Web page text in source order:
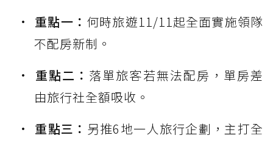
重點一： 何時旅遊11/11起全面實施領隊
不配房新制。
重點二： 落單旅客若無法配房，單房差
由旅行社全額吸收。
重點三： 另推6地一人旅行企劃，主打全